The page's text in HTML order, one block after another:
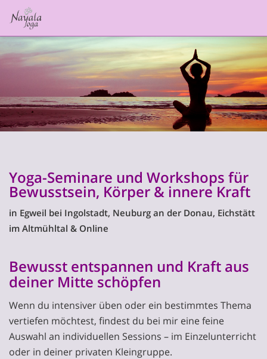
Yoga-Seminare und Workshops für
Bewusstsein, Körper & innere Kraft
in Egweil bei Ingolstadt, Neuburg an der Donau, Eichstätt
im Altmühltal & Online
Bewusst entspannen und Kraft aus
deiner Mitte schöpfen
Wenn du intensiver üben oder ein bestimmtes Thema
vertiefen möchtest, findest du bei mir eine feine
Auswahl an individuellen Sessions – im Einzelunterricht
oder in deiner privaten Kleingruppe.